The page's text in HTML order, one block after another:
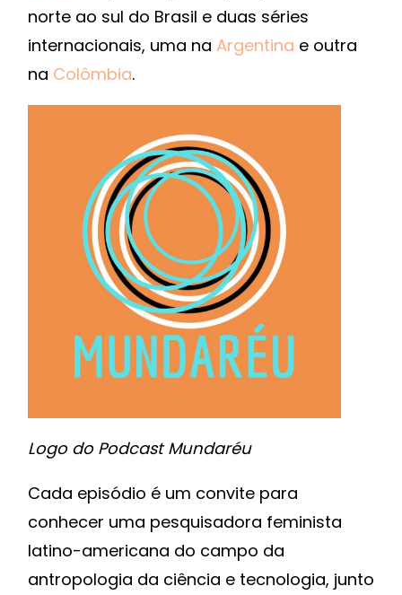
norte ao sul do Brasil e duas séries
internacionais, uma na Argentina e outra
na Colômbia.
Logo do Podcast Mundaréu
Cada episódio é um convite para
conhecer uma pesquisadora feminista
latino-americana do campo da
antropologia da ciência e tecnologia, junto